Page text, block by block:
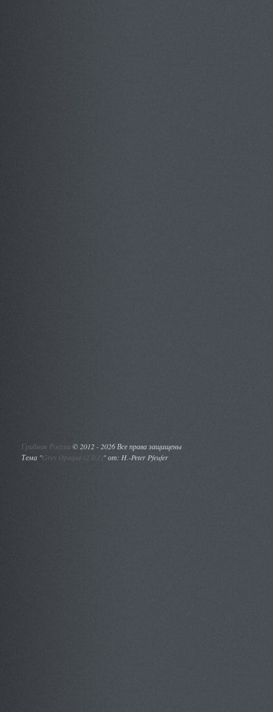
Грибник России ©2012 - 2026 Все права защищены
Тема "Grey Opaque (2.0.1)" от: H.-Peter Pfeufer